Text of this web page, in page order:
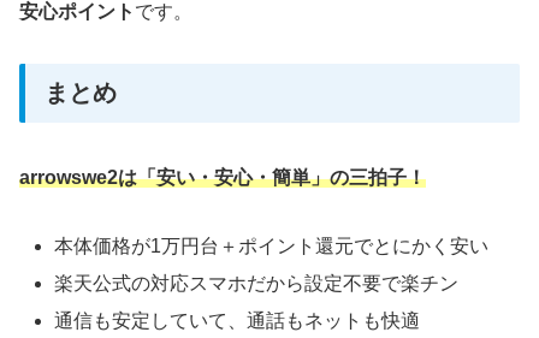
安心ポイント です。
まとめ
arrowswe2は「安い・安心・簡単」の三拍子！
本体価格が1万円台＋ポイント還元でとにかく安い
楽天公式の対応スマホだから設定不要で楽チン
通信も安定していて、通話もネットも快適